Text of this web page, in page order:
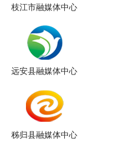
枝江市融媒体中心
远安县融媒体中心
秭归县融媒体中心